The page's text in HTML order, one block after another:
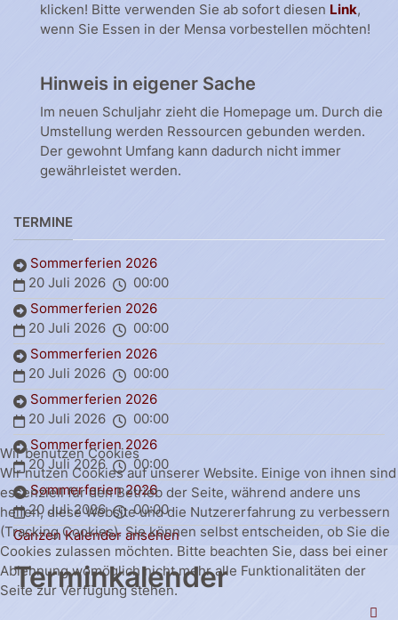
klicken! Bitte verwenden Sie ab sofort diesen Link,
wenn Sie Essen in der Mensa vorbestellen möchten!
Hinweis in eigener Sache
Im neuen Schuljahr zieht die Homepage um. Durch die
Umstellung werden Ressourcen gebunden werden.
Der gewohnt Umfang kann dadurch nicht immer
gewährleistet werden.
TERMINE
Sommerferien 2026
20 Juli 2026
00:00
Sommerferien 2026
20 Juli 2026
00:00
Sommerferien 2026
20 Juli 2026
00:00
Sommerferien 2026
20 Juli 2026
00:00
Sommerferien 2026
20 Juli 2026
00:00
Sommerferien 2026
20 Juli 2026
00:00
Ganzen Kalender ansehen
Terminkalender
Wir benutzen Cookies
Wir nutzen Cookies auf unserer Website. Einige von ihnen sind
essenziell für den Betrieb der Seite, während andere uns
helfen, diese Website und die Nutzererfahrung zu verbessern
(Tracking Cookies). Sie können selbst entscheiden, ob Sie die
Cookies zulassen möchten. Bitte beachten Sie, dass bei einer
Ablehnung womöglich nicht mehr alle Funktionalitäten der
Seite zur Verfügung stehen.